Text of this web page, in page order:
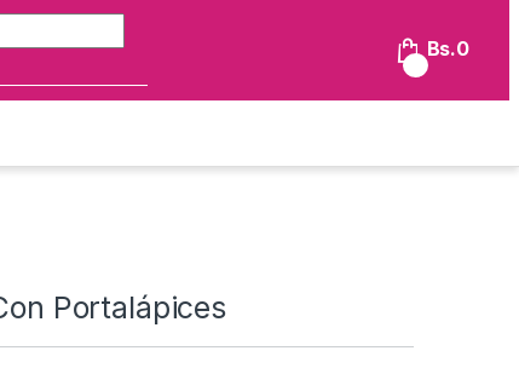
Bs.0
Portalápices